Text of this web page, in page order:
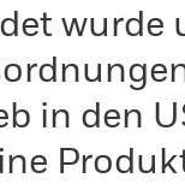
in den